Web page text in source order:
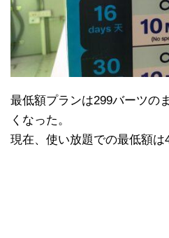
最低額プランは299バーツの
くなった。
現在、使い放題での最低額は